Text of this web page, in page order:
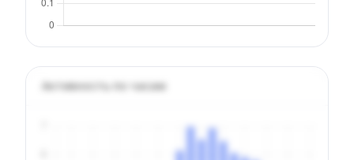
Активность по часам